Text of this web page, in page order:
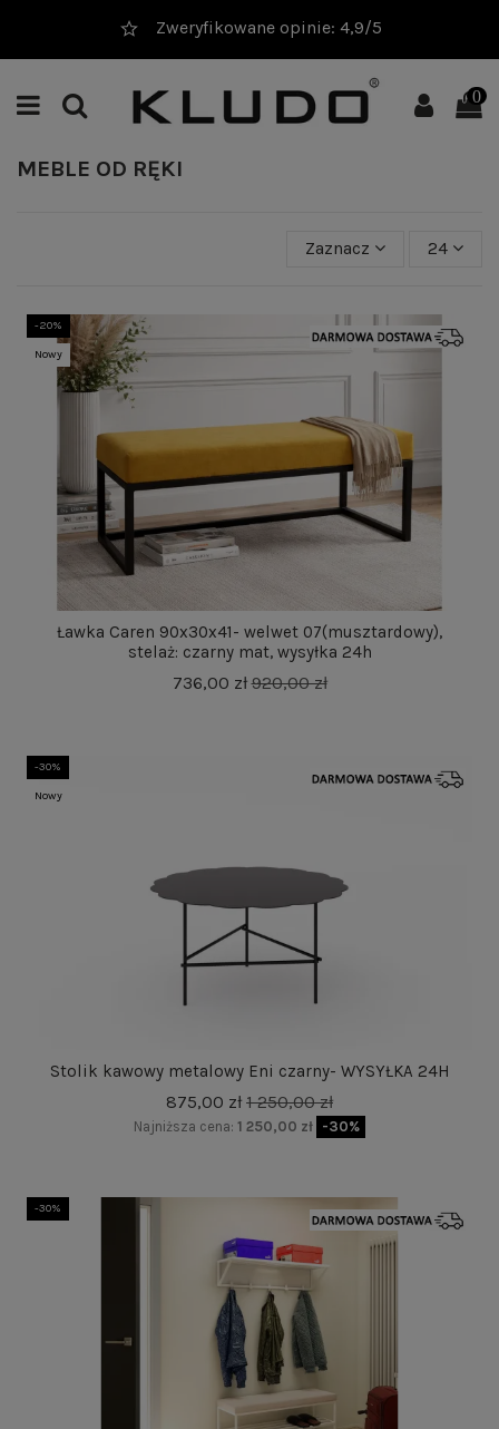
20 000+ sprzedanych produktów
0
MEBLE OD RĘKI
Zaznacz 24
-20%
Nowy
Ławka Caren 90x30x41- welwet 07(musztardowy),
stelaż: czarny mat, wysyłka 24h
736,00 zł920,00 zł
-30%
Nowy
Stolik kawowy metalowy Eni czarny- WYSYŁKA 24H
875,00 zł 1 250,00 zł
Najniższa cena: 1 250,00 zł -30%
-30%